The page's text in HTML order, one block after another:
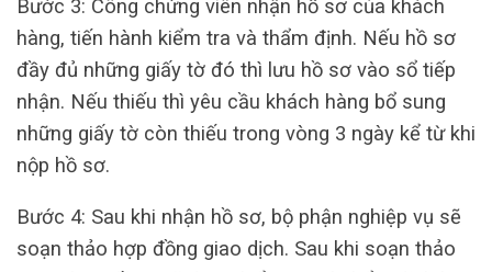
Bước 3: Công chứng viên nhận hồ sơ của khách
hàng, tiến hành kiểm tra và thẩm định. Nếu hồ sơ
đầy đủ những giấy tờ đó thì lưu hồ sơ vào sổ tiếp
nhận. Nếu thiếu thì yêu cầu khách hàng bổ sung
những giấy tờ còn thiếu trong vòng 3 ngày kể từ khi
nộp hồ sơ.
Bước 4: Sau khi nhận hồ sơ, bộ phận nghiệp vụ sẽ
soạn thảo hợp đồng giao dịch. Sau khi soạn thảo